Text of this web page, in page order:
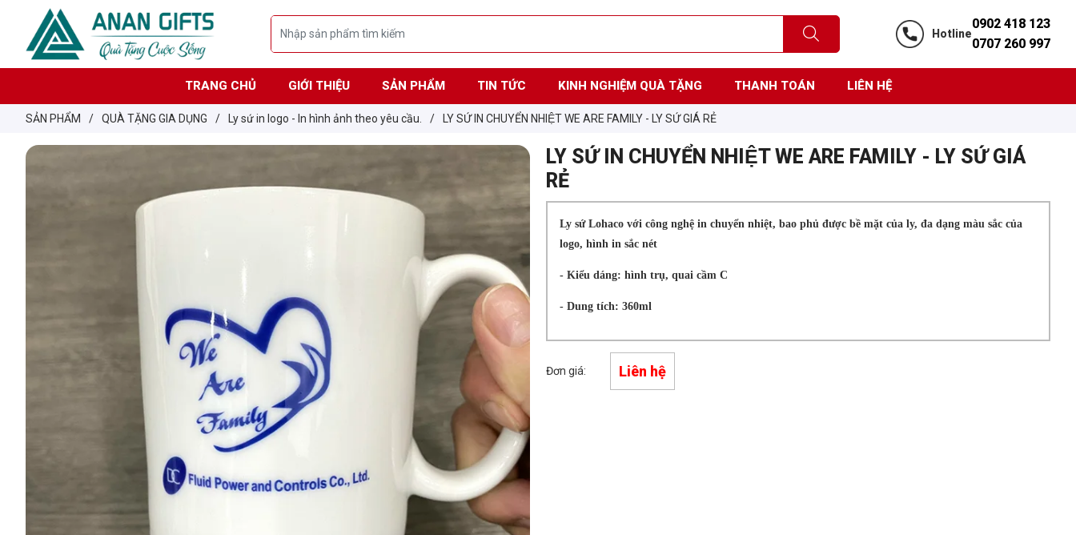
Hotline
0902 418 123
0707 260 997
TRANG CHỦ GIỚI THIỆU SẢN PHẨM TIN TỨC KINH NGHIỆM QUÀ TẶNG THANH TOÁN LIÊN HỆ
SẢN PHẨM / QUÀ TẶNG GIA DỤNG / Ly sứ in logo - In hình ảnh theo yêu cầu. / LY SỨ IN CHUYỂN NHIỆT WE ARE FAMILY - LY SỨ GIÁ RẺ
LY SỨ IN CHUYỂN NHIỆT WE ARE FAMILY - LY SỨ GIÁ
RẺ
Ly sứ Lohaco với công nghệ in chuyển nhiệt, bao phủ được bề mặt của ly, đa dạng màu sắc của
logo, hình in sắc nét
- Kiểu dáng: hình trụ, quai cầm C
- Dung tích: 360ml
Đơn giá: Liên hệ